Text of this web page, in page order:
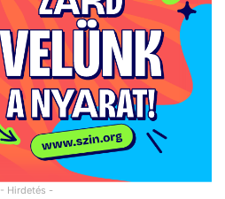
- Hirdetés -